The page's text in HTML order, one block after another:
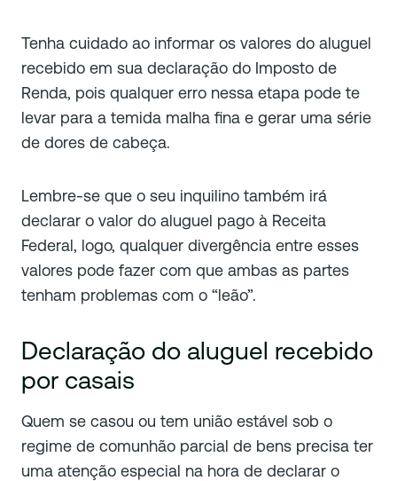
Tenha cuidado ao informar os valores do aluguel
recebido em sua declaração do Imposto de
Renda, pois qualquer erro nessa etapa pode te
levar para a temida malha fina e gerar uma série
de dores de cabeça.
Lembre-se que o seu inquilino também irá
declarar o valor do aluguel pago à Receita
Federal, logo, qualquer divergência entre esses
valores pode fazer com que ambas as partes
tenham problemas com o “leão”.
Declaração do aluguel recebido
por casais
Quem se casou ou tem união estável sob o
regime de comunhão parcial de bens precisa ter
uma atenção especial na hora de declarar o